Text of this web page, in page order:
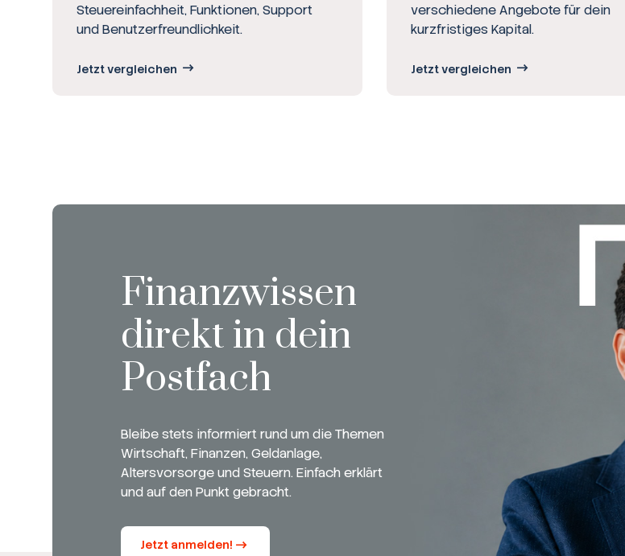
Broker-Vergleich
Zinsvergleich
Steuereinfachheit, Funktionen, Support
und Benutzerfreundlichkeit.
Jetzt vergleichen
verschiedene Angebote für dein
kurzfristiges Kapital.
Jetzt vergleichen
Finanzwissen
direkt in dein
Postfach
Bleibe stets informiert rund um die Themen
Wirtschaft, Finanzen, Geldanlage,
Altersvorsorge und Steuern. Einfach erklärt
und auf den Punkt gebracht.
Jetzt anmelden!